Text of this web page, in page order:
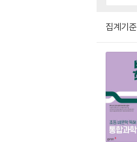
집계기준